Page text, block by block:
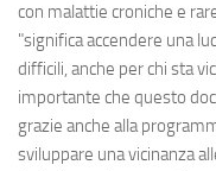
con malattie croniche e
"significa accendere una
difficili, anche per chi sta
importante che questo
grazie anche alla
sviluppare una vicinanza